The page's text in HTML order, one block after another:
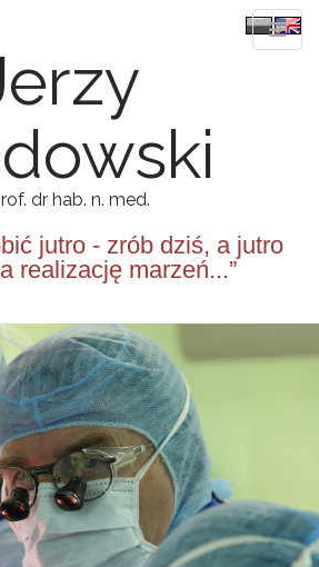
dr hab. n. med.
jutro - zrób dziś, a jutro
realizację marzeń...”